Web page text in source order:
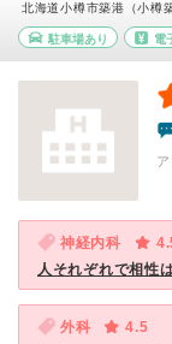
北海道小樽市築港（小樽
駐車場あり 電
神経内科
人それぞれで相性
外科
4.5